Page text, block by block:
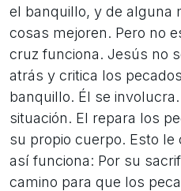
el banquillo, y de alguna
cosas mejoren. Pero no
cruz funciona. Jesús no
atrás y critica los
banquillo. Él se
situación. El repara los
su propio cuerpo. Esto le
así funciona: Por su
camino para que los